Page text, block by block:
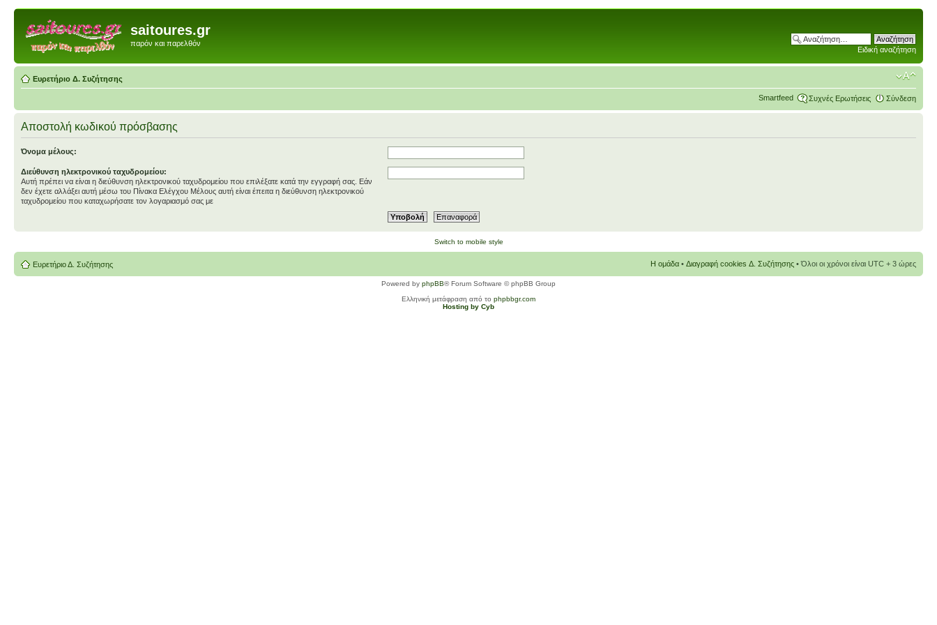
saitoures.gr
παρόν και παρελθόν
Ειδική αναζήτηση
Ευρετήριο Δ. Συζήτησης
Smartfeed Συχνές Ερωτήσεις Σύνδεση
Αποστολή κωδικού πρόσβασης
Όνομα μέλους:
Διεύθυνση ηλεκτρονικού ταχυδρομείου:
Αυτή πρέπει να είναι η διεύθυνση ηλεκτρονικού ταχυδρομείου που επιλέξατε κατά την εγγραφή σας. Εάν
δεν έχετε αλλάξει αυτή μέσω του Πίνακα Ελέγχου Μέλους αυτή είναι έπειτα η διεύθυνση ηλεκτρονικού
ταχυδρομείου που καταχωρήσατε τον λογαριασμό σας με
Switch to mobile style
Ευρετήριο Δ. Συζήτησης Η ομάδα • Διαγραφή cookies Δ. Συζήτησης • Όλοι οι χρόνοι είναι UTC + 3 ώρες
Powered by phpBB® Forum Software © phpBB Group
Ελληνική μετάφραση από το phpbbgr.com
Hosting by Cyb